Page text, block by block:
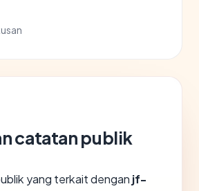
catatan publik
yang terkait dengan jf-